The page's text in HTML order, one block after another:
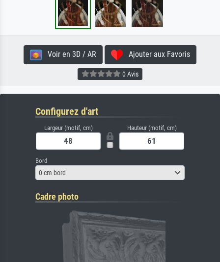
Voir en 3D / AR Ajouter aux Favoris
0 Avis
Configurez d'art
Largeur (motif, cm) Hauteur (motif, cm)
Bord
0 cm bord
Cadre photo